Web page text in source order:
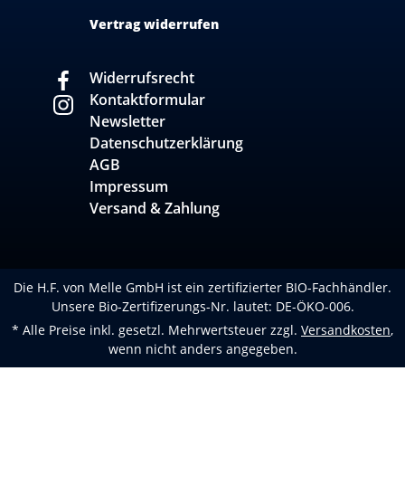
Vertrag widerrufen
Widerrufsrecht
Kontaktformular
Newsletter
Datenschutzerklärung
AGB
Impressum
Versand & Zahlung
Die H.F. von Melle GmbH ist ein zertifizierter BIO-Fachhändler.
Unsere Bio-Zertifizerungs-Nr. lautet: DE-ÖKO-006.
* Alle Preise inkl. gesetzl. Mehrwertsteuer zzgl. Versandkosten,
wenn nicht anders angegeben.